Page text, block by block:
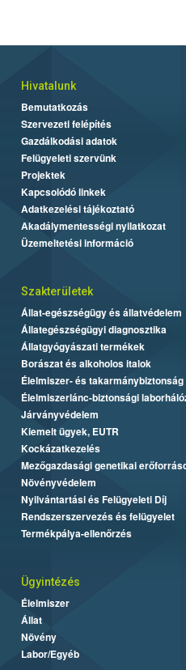
Hivatalunk
Bemutatkozás
Szervezeti felépítés
Gazdálkodási adatok
Felügyeleti szervünk
Projektek
Kapcsolódó linkek
Adatkezelési tájékoztató
Akadálymentességi nyilatkozat
Üzemeltetési információ
Szakterületek
Állat-egészségügy és állatvédelem
Állategészségügyi diagnosztika
Állatgyógyászati termékek
Borászat és alkoholos italok
Élelmiszer- és takarmánybiztonság
Élelmiszerlánc-biztonsági
Járványvédelem
Kiemelt ügyek, EUTR
Kockázatkezelés
Mezőgazdasági genetikai
Növényvédelem
Nyilvántartási és Felügyeleti Díj
Rendszerszervezés és felügyelet
Termékpálya-ellenőrzés
Ügyintézés
Élelmiszer
Állat
Növény
Labor/Egyéb